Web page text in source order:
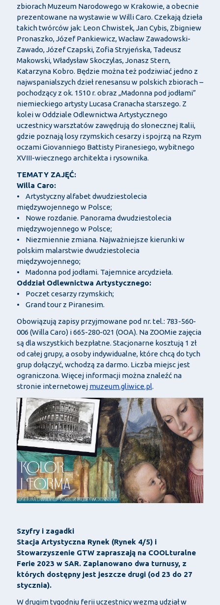
zbiorach Muzeum Narodowego w Krakowie, a obecnie
prezentowane na wystawie w Willi Caro. Czekają dzieła
takich twórców jak: Leon Chwistek, Jan Cybis, Zbigniew
Pronaszko, Józef Pankiewicz, Wacław Zawadowski-
Zawado, Józef Czapski, Zofia Stryjeńska, Tadeusz
Makowski, Władysław Skoczylas, Jonasz Stern,
Katarzyna Kobro. Będzie można też podziwiać jedno z
najwspanialszych dzieł renesansu w polskich zbiorach –
pochodzący z ok. 1510 r. obraz „Madonna pod jodłami”
niemieckiego artysty Lucasa Cranacha starszego. Z
kolei w Oddziale Odlewnictwa Artystycznego
uczestnicy warsztatów zawędrują do słonecznej Italii,
gdzie poznają losy rzymskich cesarzy i spojrzą na Rzym
oczami Giovanniego Battisty Piranesiego, wybitnego
XVIII-wiecznego architekta i rysownika.
TEMATY ZAJĘĆ:
Willa Caro:
• Artystyczny alfabet dwudziestolecia
międzywojennego w Polsce;
• Nowe rozdanie. Panorama dwudziestolecia
międzywojennego w Polsce;
• Niezmiennie zmiana. Najważniejsze kierunki w
polskim malarstwie dwudziestolecia
międzywojennego;
• Madonna pod jodłami. Tajemnice arcydzieła.
Oddział Odlewnictwa Artystycznego:
• Poczet cesarzy rzymskich;
• Grand tour z Piranesim.
Obowiązują zapisy przyjmowane pod nr. tel.: 783-560-
006 (Willa Caro) i 665-280-021 (OOA). Na ZOOMie zajęcia
są dla wszystkich bezpłatne. Stacjonarne kosztują 1 zł
od całej grupy, a osoby indywidualne, które chcą do tych
grup dołączyć, wchodzą za darmo. Liczba miejsc jest
ograniczona. Więcej informacji można znaleźć na
stronie internetowej muzeum.gliwice.pl.
Szyfry i zagadki
Stacja Artystyczna Rynek (Rynek 4/5) i
Stowarzyszenie GTW zapraszają na COOLturalne
Ferie 2023 w SAR. Zaplanowano dwa turnusy, z
których dostępny jest jeszcze drugi (od 23 do 27
stycznia).
W drugim tygodniu ferii uczestnicy wezmą udział w